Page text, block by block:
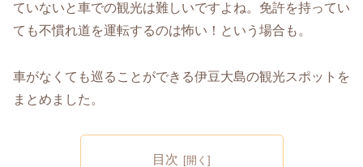
ていないと車での観光は難しいですよね。免許を持ってい
ても不慣れ道を運転するのは怖い！という場合も。
車がなくても巡ることができる伊豆大島の観光スポットを
まとめました。
目次